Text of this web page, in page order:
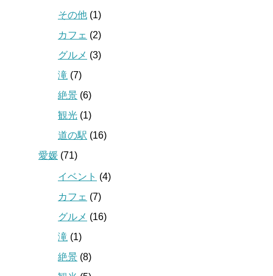
その他 (1)
カフェ (2)
グルメ (3)
滝 (7)
絶景 (6)
観光 (1)
道の駅 (16)
愛媛 (71)
イベント (4)
カフェ (7)
グルメ (16)
滝 (1)
絶景 (8)